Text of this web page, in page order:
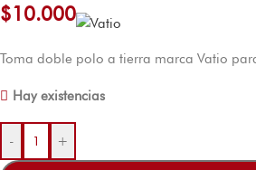
$10.000
Toma doble polo a tierra marca Vatio
Hay existencias
- +